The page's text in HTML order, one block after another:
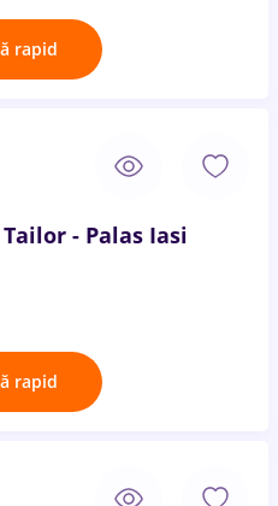
rapid
- Palas Iasi
rapid